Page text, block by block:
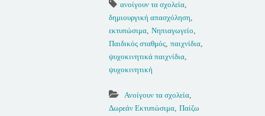
ανοίγουν τα σχολεία,
δημιουργική απασχόληση,
εκτυπώσιμα, Νηπιαγωγείο,
Παιδικός σταθμός, παιχνίδια,
ψυχοκινητικά παιχνίδια,
ψυχοκινητική
Ανοίγουν τα σχολεία,
Δωρεάν Εκτυπώσιμα, Παίζω